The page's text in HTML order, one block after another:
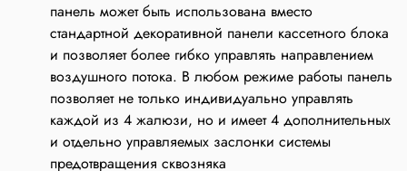
панель может быть использована вместо
стандартной декоративной панели кассетного блока
и позволяет более гибко управлять направлением
воздушного потока. В любом режиме работы панель
позволяет не только индивидуально управлять
каждой из 4 жалюзи, но и имеет 4 дополнительных
и отдельно управляемых заслонки системы
предотвращения сквозняка